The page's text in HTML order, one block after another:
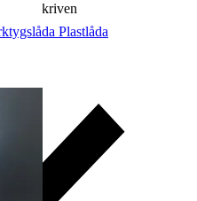
beskriven
Plastlåda